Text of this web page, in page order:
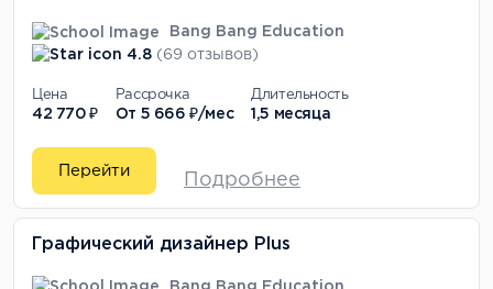
Bang Bang Education
4.8 (69 отзывов)
Цена
42 770 ₽
Рассрочка
От 5 666 ₽/мес
Длительность
1,5 месяца
Перейти
Подробнее
Графический дизайнер Plus